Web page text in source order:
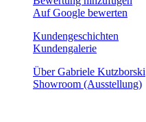
Auf Google bewerten
Kundengeschichten
Kundengalerie
Über Gabriele Kutzborski
Showroom (Ausstellung)